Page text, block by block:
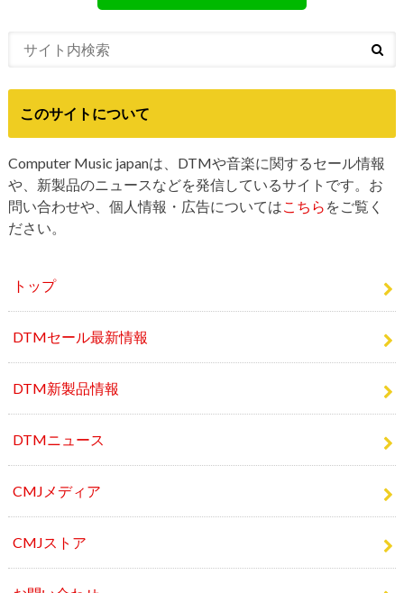
Computer Music japanは、DTMや音楽に関するセール情報
や、新製品のニュースなどを発信しているサイトです。お
問い合わせや、個人情報・広告についてはこちらをご覧く
ださい。
トップ
DTMセール最新情報
DTM新製品情報
DTMニュース
CMJメディア
CMJストア
お問い合わせ